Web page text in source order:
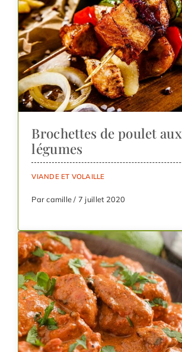
Brochettes de poulet aux
légumes
VIANDE ET VOLAILLE
Par camille / 7 juillet 2020